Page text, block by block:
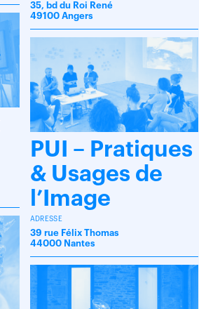
35, bd du Roi René
49100 Angers
PUI – Pratiques
& Usages de
l’Image
ADRESSE
39 rue Félix Thomas
44000 Nantes